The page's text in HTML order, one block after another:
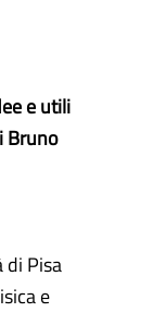
e utili
Bruno
di Pisa
e